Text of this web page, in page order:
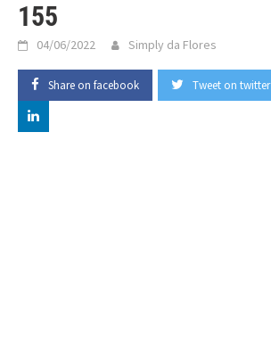
155
04/06/2022 Simply da Flores
Share on facebook Tweet on twitter